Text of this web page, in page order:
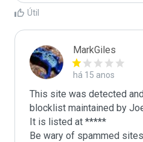
Útil
MarkGiles
há 15 anos
This site was detected
blocklist maintained by
It is listed at *****
Be wary of spammed